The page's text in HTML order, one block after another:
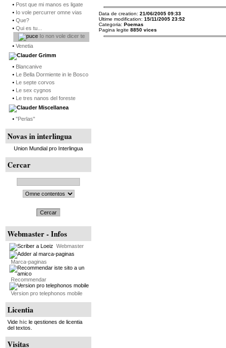
• Post que mi manos es ligate
• Io vole percurrer omne vias
• Que?
• Qui es tu...
Io non vole dicer te
• Venetia
Grimm
• Blancanive
• Le Bella Dormiente in le Bosco
• Le septe corvos
• Le sex cygnos
• Le tres nanos del foreste
Miscellanea
• "Perlas"
Novas in interlingua
Union Mundial pro Interlingua
Cercar
Cercar
Webmaster - Infos
Webmaster
Marca-paginas
Recommendar
Version pro telephonos mobile
Licentia
Vide hic le qestiones de licentia
del textos.
Visitas
Data de creation: 21/06/2005 09:33
Ultime modification: 15/11/2005 23:52
Categoria: Poemas
Pagina legite 8850 vices